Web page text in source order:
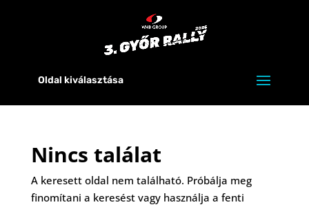
Oldal kiválasztása
Nincs találat
A keresett oldal nem található. Próbálja meg
finomítani a keresést vagy használja a fenti